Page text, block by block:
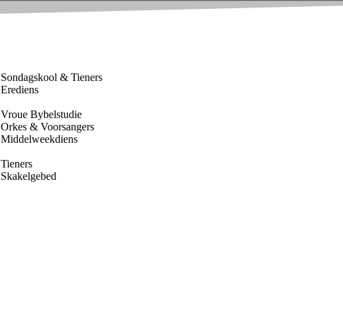
Sondagskool & Tieners
Erediens
Vroue Bybelstudie
Orkes & Voorsangers
Middelweekdiens
Tieners
Skakelgebed